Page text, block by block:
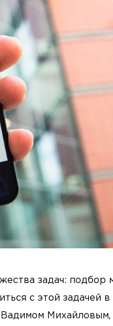
задач: подбор
с этой задачей в
Михайловым,